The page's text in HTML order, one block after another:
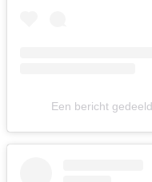
Een bericht